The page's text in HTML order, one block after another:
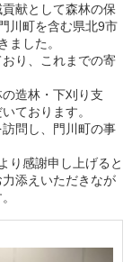
献として森林の保
川町を含む県北9市
ました。
り、これまでの寄
造林・下刈り支
ております。
問し、門川町の事
り感謝申し上げると
添えいただきなが